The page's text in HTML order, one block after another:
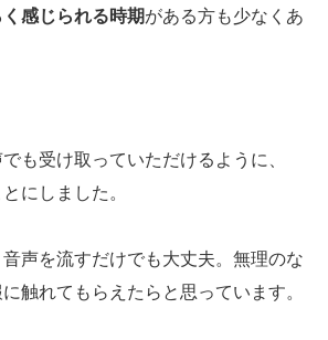
感じられる時期がある方も少なくあ
も受け取っていただけるように、
にしました。
声を流すだけでも大丈夫。無理のな
触れてもらえたらと思っています。